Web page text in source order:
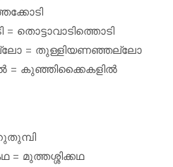
= തൊട്ടാവാടിത്തൊടി
= തുള്ളിയണഞ്ഞല്ലോ
= കുഞ്ഞിക്കൈകളിൽ
= മുത്തശ്ശിക്കഥ